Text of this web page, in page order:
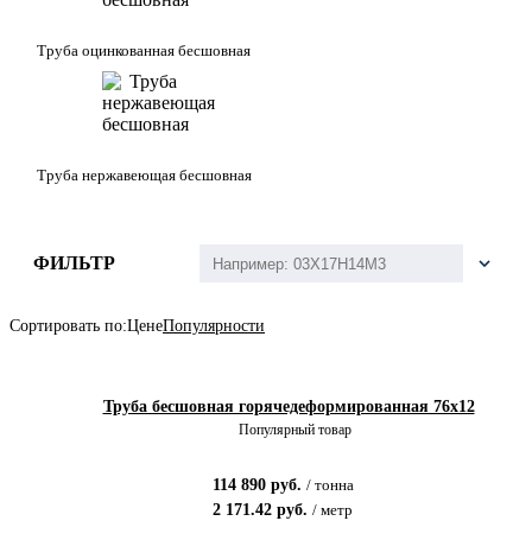
Труба оцинкованная бесшовная
Труба нержавеющая бесшовная
ФИЛЬТР
Сортировать по:ЦенеПопулярности
Труба бесшовная горячедеформированная 76х12
Популярный товар
114 890руб. / тонна
2 171.42 руб. / метр